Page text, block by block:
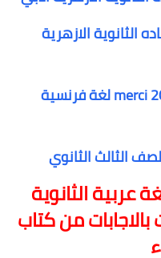
الثانوية الازهرية
مراجعة ليلة الامتحان كتاب merci 2020 لغة فرنسية
الثالث الثانوي
لغة عربية الثانوية
من كتاب